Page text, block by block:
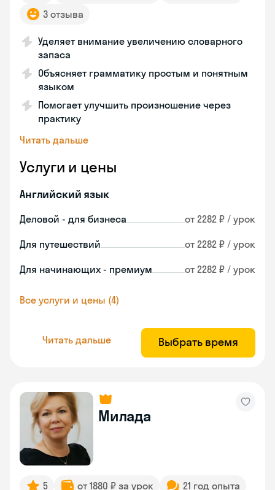
3 отзыва
Уделяет внимание увеличению словарного
запаса
Объясняет грамматику простым и понятным
языком
Помогает улучшить произношение через
практику
Читать дальше
Услуги и цены
Английский язык
Деловой - для бизнеса от 2282 ₽ / урок
Для путешествий от 2282 ₽ / урок
Для начинающих - премиум от 2282 ₽ / урок
Все услуги и цены (4)
Читать дальше Выбрать время
Милада
5 от 1880 ₽ за урок 21 год опыта